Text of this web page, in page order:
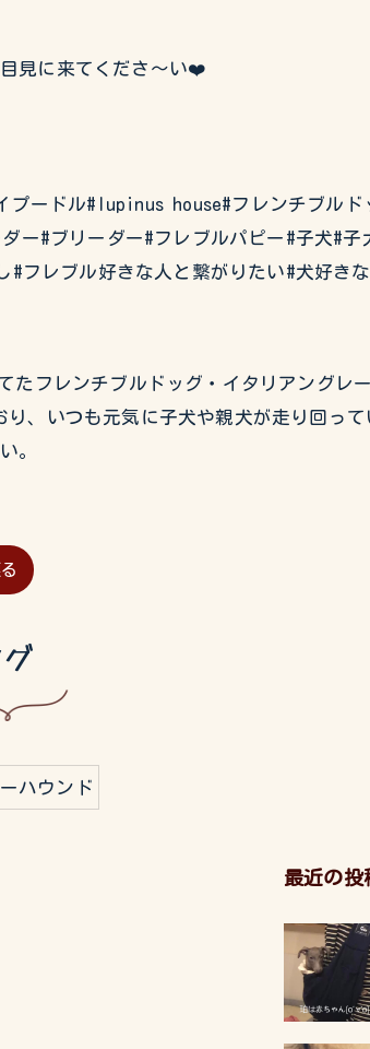
見に来てくださ〜い❤️
プードル#lupinus house#フレンチブル
ー#ブリーダー#フレブルパピー#子犬#
フレブル好きな人と繋がりたい#犬好き
たフレンチブルドッグ・イタリアングレ
、いつも元気に子犬や親犬が走り回っ
。
ハウンド
最近の投